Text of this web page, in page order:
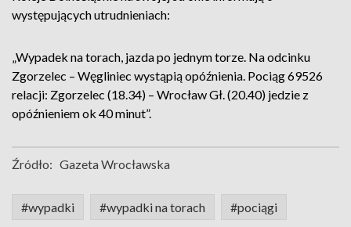
występujących utrudnieniach:
„Wypadek na torach, jazda po jednym torze. Na odcinku
Zgorzelec – Węgliniec wystąpią opóźnienia. Pociąg 69526
relacji: Zgorzelec (18.34) – Wrocław Gł. (20.40) jedzie z
opóźnieniem ok 40 minut”.
Źródło: Gazeta Wrocławska
#wypadki #wypadki na torach #pociągi